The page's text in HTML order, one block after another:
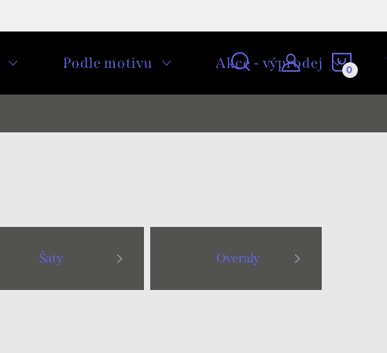
Podle motivu Akce - výprodej
Šaty Overaly